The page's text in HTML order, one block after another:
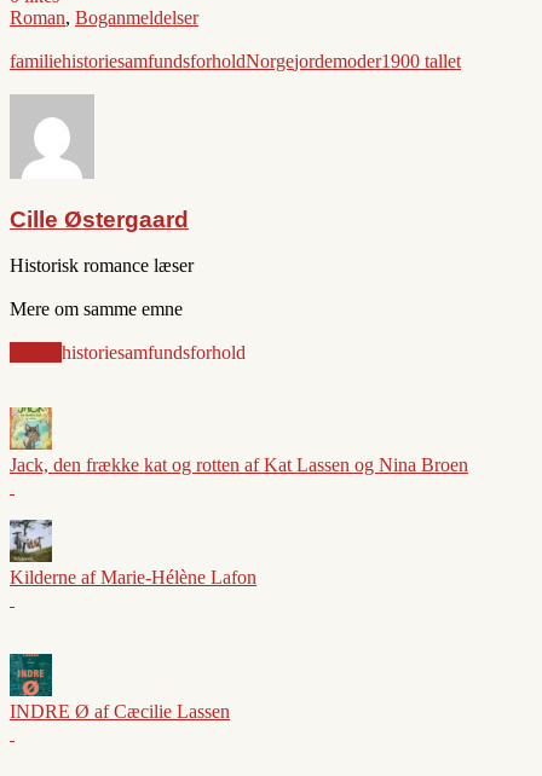
Roman, Boganmeldelser
familiehistoriesamfundsforholdNorgejordemoder1900 tallet
Cille Østergaard
Historisk romance læser
Mere om samme emne
historiesamfundsforhold
Jack, den frække kat og rotten af Kat Lassen og Nina Broen
Kilderne af Marie-Hélène Lafon
INDRE Ø af Cæcilie Lassen